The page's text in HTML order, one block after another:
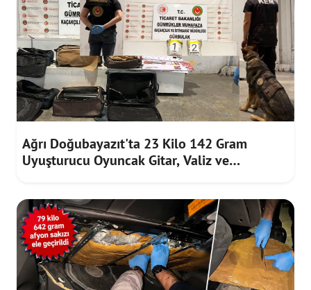
Ağrı Doğubayazıt'ta 23 Kilo 142 Gram
Uyuşturucu Oyuncak Gitar, Valiz ve